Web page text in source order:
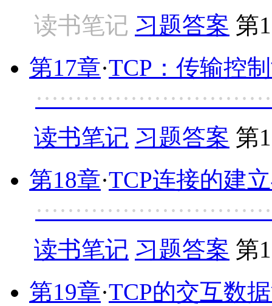
读书笔记 习题答案 第
第17章·TCP：传输控
读书笔记 习题答案 第
第18章·TCP连接的建
读书笔记 习题答案 第
第19章·TCP的交互数